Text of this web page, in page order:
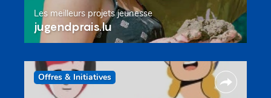
Les meilleurs projets jeunesse
jugendprais.lu
Offres & Initiatives